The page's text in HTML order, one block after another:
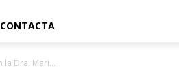
CONTACTA
la Dra. Mari...